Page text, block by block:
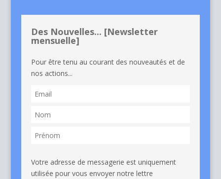
Des Nouvelles... [Newsletter
mensuelle]
Pour être tenu au courant des nouveautés et de
nos actions...
Votre adresse de messagerie est uniquement
utilisée pour vous envoyer notre lettre